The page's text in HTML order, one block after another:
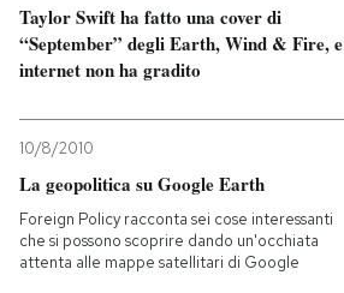
Taylor Swift ha fatto una cover di
“September” degli Earth, Wind & Fire, e
internet non ha gradito
10/8/2010
La geopolitica su Google Earth
Foreign Policy racconta sei cose interessanti
che si possono scoprire dando un'occhiata
attenta alle mappe satellitari di Google